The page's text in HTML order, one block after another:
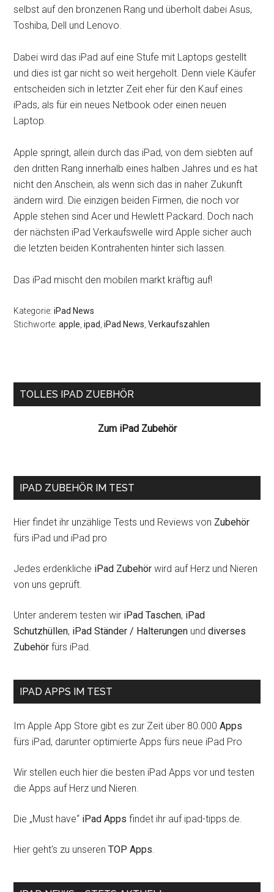
selbst auf den bronzenen Rang und überholt dabei Asus,
Toshiba, Dell und Lenovo.
Dabei wird das iPad auf eine Stufe mit Laptops gestellt
und dies ist gar nicht so weit hergeholt. Denn viele Käufer
entscheiden sich in letzter Zeit eher für den Kauf eines
iPads, als für ein neues Netbook oder einen neuen
Laptop.
Apple springt, allein durch das iPad, von dem siebten auf
den dritten Rang innerhalb eines halben Jahres und es hat
nicht den Anschein, als wenn sich das in naher Zukunft
ändern wird. Die einzigen beiden Firmen, die noch vor
Apple stehen sind Acer und Hewlett Packard. Doch nach
der nächsten iPad Verkaufswelle wird Apple sicher auch
die letzten beiden Kontrahenten hinter sich lassen.
Das iPad mischt den mobilen markt kräftig auf!
Kategorie:iPad News
Stichworte:apple ,ipad ,iPad News ,Verkaufszahlen
Seitenspalte
TOLLES IPAD ZUEBHÖR
Zum iPad Zubehör
IPAD ZUBEHÖR IM TEST
Hier findet ihr unzählige Tests und Reviews von Zubehör
fürs iPad und iPad pro
Jedes erdenkliche iPad Zubehör wird auf Herz und Nieren
von uns geprüft.
Unter anderem testen wir iPad Taschen, iPad
Schutzhüllen, iPad Ständer / Halterungen unddiverses
Zubehör fürs iPad.
IPAD APPS IM TEST
Im Apple App Store gibt es zur Zeit über 80.000Apps
fürs iPad, darunter optimierte Apps fürs neue iPad Pro
Wir stellen euch hier die besten iPad Apps vor und testen
die Apps auf Herz und Nieren.
Die „Must have“ iPad Apps findet ihr auf ipad-tipps.de.
Hier geht's zu unserenTOP Apps.